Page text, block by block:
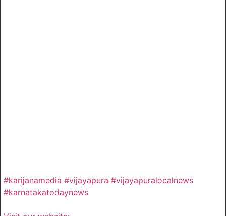
#karijanamedia #vijayapura #vijayapuralocalnews
#karnatakatodaynews